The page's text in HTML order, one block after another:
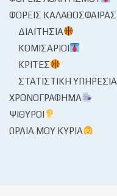
ΦΟΡΕΊΣ ΚΑΛΑΘΌΣΦΑΙΡΑΣ
ΔΙΑΙΤΗΣΊΑ
ΚΟΜΙΣΆΡΙΟΙ
ΚΡΙΤΈΣ
ΣΤΑΤΙΣΤΙΚΉ ΥΠΗΡΕΣΊΑ
ΧΡΟΝΟΓΡΆΦΗΜΑ
ΨΊΘΥΡΟΙ
ΩΡΑΊΑ ΜΟΥ ΚΥΡΊΑ